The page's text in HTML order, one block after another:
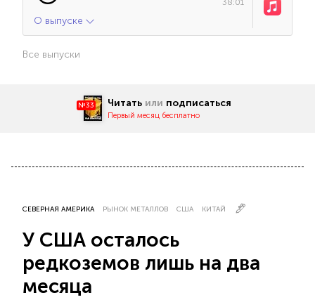
О выпуске
Все выпуски
№33 Читать или подписаться
Первый месяц бесплатно
СЕВЕРНАЯ АМЕРИКА РЫНОК МЕТАЛЛОВ США КИТАЙ
У США осталось
редкоземов лишь на два
месяца